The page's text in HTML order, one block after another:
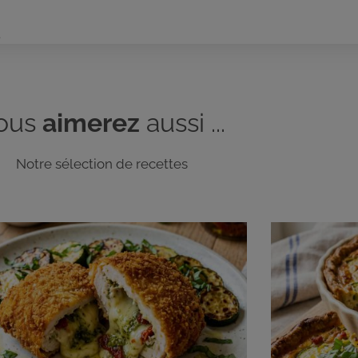
aimerez aussi ...
Notre sélection de recettes